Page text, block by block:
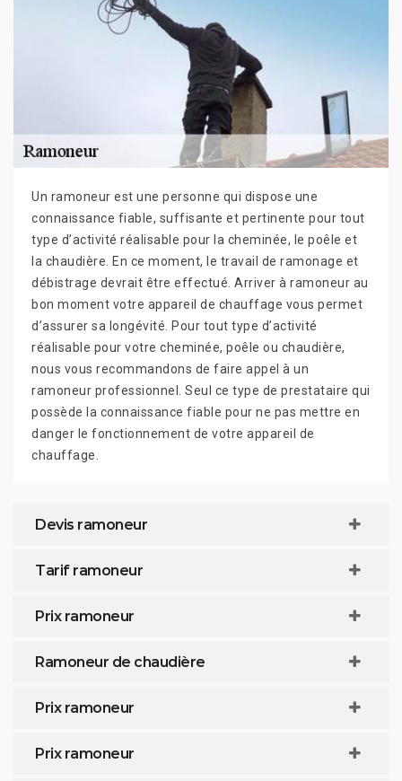
Un ramoneur est une personne qui dispose une
connaissance fiable, suffisante et pertinente pour tout
type d’activité réalisable pour la cheminée, le poêle et
la chaudière. En ce moment, le travail de ramonage et
débistrage devrait être effectué. Arriver à ramoneur au
bon moment votre appareil de chauffage vous permet
d’assurer sa longévité. Pour tout type d’activité
réalisable pour votre cheminée, poêle ou chaudière,
nous vous recommandons de faire appel à un
ramoneur professionnel. Seul ce type de prestataire qui
possède la connaissance fiable pour ne pas mettre en
danger le fonctionnement de votre appareil de
chauffage.
Devis ramoneur
Tarif ramoneur
Prix ramoneur
Ramoneur de chaudière
Prix ramoneur
Prix ramoneur